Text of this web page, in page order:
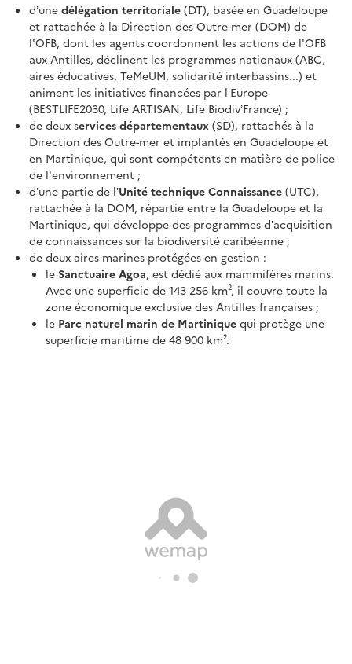
d’une délégation territoriale (DT), basée en Guadeloupe
et rattachée à la Direction des Outre-mer (DOM) de
l'OFB, dont les agents coordonnent les actions de l'OFB
aux Antilles, déclinent les programmes nationaux (ABC,
aires éducatives, TeMeUM, solidarité interbassins...) et
animent les initiatives financées par l’Europe
(BESTLIFE2030, Life ARTISAN, Life Biodiv’France) ;
de deux services départementaux (SD), rattachés à la
Direction des Outre-mer et implantés en Guadeloupe et
en Martinique, qui sont compétents en matière de police
de l'environnement ;
d’une partie de l’Unité technique Connaissance (UTC),
rattachée à la DOM, répartie entre la Guadeloupe et la
Martinique, qui développe des programmes d’acquisition
de connaissances sur la biodiversité caribéenne ;
de deux aires marines protégées en gestion :
le Sanctuaire Agoa, est dédié aux mammifères marins.
Avec une superficie de 143 256 km², il couvre toute la
zone économique exclusive des Antilles françaises ;
le Parc naturel marin de Martinique qui protège une
superficie maritime de 48 900 km².